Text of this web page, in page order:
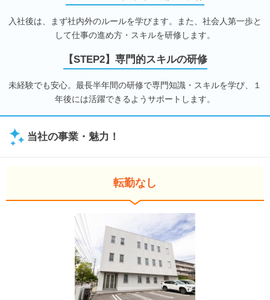
入社後は、まず社内外のルールを学びます。また、社会人第一歩と
して仕事の進め方・スキルを研修します。
【STEP2】専門的スキルの研修
未経験でも安心。最長半年間の研修で専門知識・スキルを学び、１
年後には活躍できるようサポートします。
当社の事業・魅力！
転勤なし